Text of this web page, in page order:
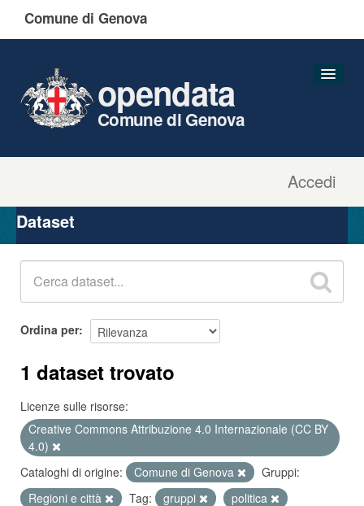
Comune di Genova
Accedi
opendata
Comune di Genova
Organizzazioni
Gruppi
Dataset
Ordina per
1 dataset trovato
Licenze sulle risorse:
Creative Commons Attribuzione 4.0 Internazionale (CC BY
4.0)
Cataloghi di origine:
Comune di Genova
Gruppi:
Regioni e città
Tag: gruppi
politica